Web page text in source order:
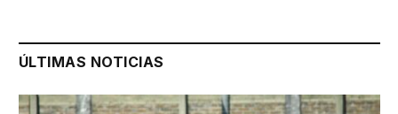
ÚLTIMAS NOTICIAS